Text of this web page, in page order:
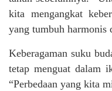
kita mengangkat
yang tumbuh harmonis
Keberagaman suku
tetap menguat dalam
“Perbedaan yang kita